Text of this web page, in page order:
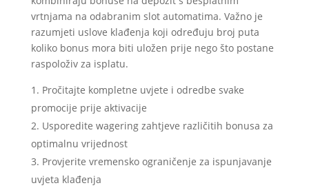
vrtnjama na odabranim slot automatima. Važno je
razumjeti uslove klađenja koji određuju broj puta
koliko bonus mora biti uložen prije nego što postane
raspoloživ za isplatu.
Pročitajte kompletne uvjete i odredbe svake
promocije prije aktivacije
Usporedite wagering zahtjeve različitih bonusa za
optimalnu vrijednost
Provjerite vremensko ograničenje za ispunjavanje
uvjeta klađenja